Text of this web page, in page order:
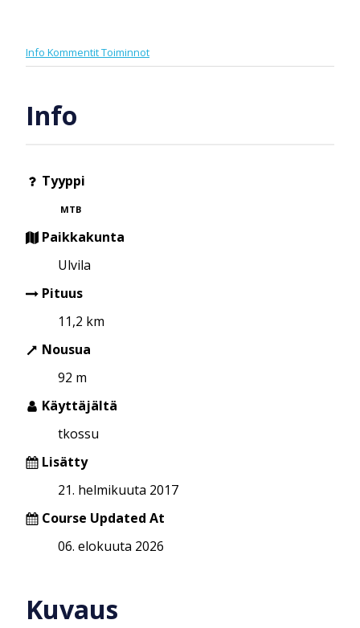
Info KommentitToiminnot
Info
Tyyppi
MTB
Paikkakunta
Ulvila
Pituus
11,2 km
Nousua
92 m
Käyttäjältä
tkossu
Lisätty
21. helmikuuta 2017
Course Updated At
06. elokuuta 2026
Kuvaus